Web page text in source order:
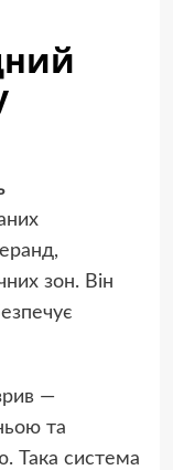
зон. Він
—
та
Така система